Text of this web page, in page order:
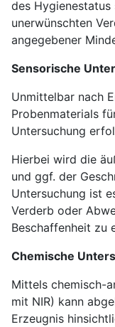
des
unerwünschten
angegebener
Sensorische
Unmittelbar nach
Probenmaterials
Untersuchung
Hierbei wird die
und ggf. der
Untersuchung ist
Verderb oder
Beschaffenheit zu
Chemische
Mittels chemisch-
mit NIR) kann
Erzeugnis